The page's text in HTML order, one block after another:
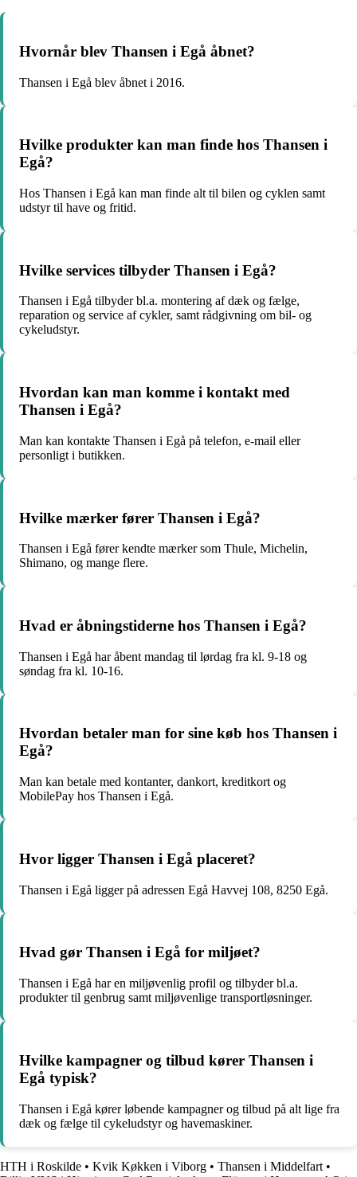
Hvornår blev Thansen i Egå åbnet?
Thansen i Egå blev åbnet i 2016.
Hvilke produkter kan man finde hos Thansen i
Egå?
Hos Thansen i Egå kan man finde alt til bilen og cyklen samt
udstyr til have og fritid.
Hvilke services tilbyder Thansen i Egå?
Thansen i Egå tilbyder bl.a. montering af dæk og fælge,
reparation og service af cykler, samt rådgivning om bil- og
cykeludstyr.
Hvordan kan man komme i kontakt med
Thansen i Egå?
Man kan kontakte Thansen i Egå på telefon, e-mail eller
personligt i butikken.
Hvilke mærker fører Thansen i Egå?
Thansen i Egå fører kendte mærker som Thule, Michelin,
Shimano, og mange flere.
Hvad er åbningstiderne hos Thansen i Egå?
Thansen i Egå har åbent mandag til lørdag fra kl. 9-18 og
søndag fra kl. 10-16.
Hvordan betaler man for sine køb hos Thansen i
Egå?
Man kan betale med kontanter, dankort, kreditkort og
MobilePay hos Thansen i Egå.
Hvor ligger Thansen i Egå placeret?
Thansen i Egå ligger på adressen Egå Havvej 108, 8250 Egå.
Hvad gør Thansen i Egå for miljøet?
Thansen i Egå har en miljøvenlig profil og tilbyder bl.a.
produkter til genbrug samt miljøvenlige transportløsninger.
Hvilke kampagner og tilbud kører Thansen i
Egå typisk?
Thansen i Egå kører løbende kampagner og tilbud på alt lige fra
dæk og fælge til cykeludstyr og havemaskiner.
HTH i Roskilde • Kvik Køkken i Viborg • Thansen i Middelfart •